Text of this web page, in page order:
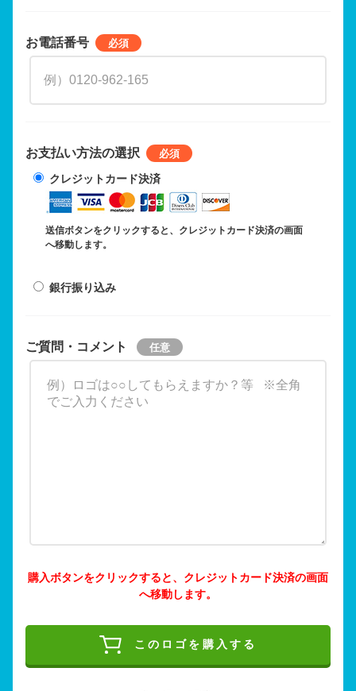
お電話番号
お支払い方法の選択
クレジットカード決済
送信ボタンをクリックすると、クレジットカード決済の画面
へ移動します。
銀行振り込み
ご質問・コメント
購入ボタンをクリックすると、クレジットカード決済の画面
へ移動します。
このロゴを購入する